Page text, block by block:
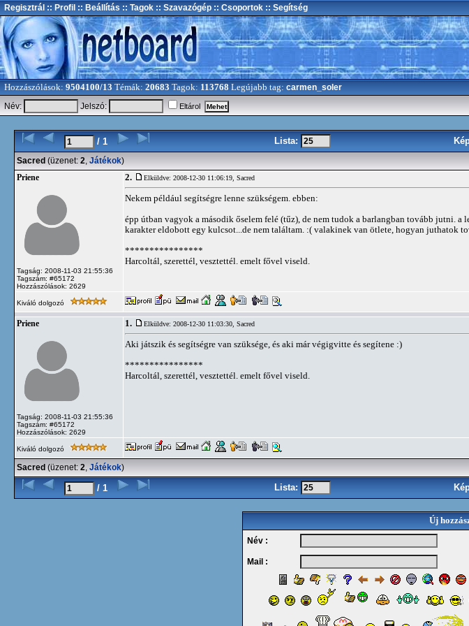
Regisztrál :: Profil :: Beállítás :: Tagok :: Szavazógép :: Csoportok :: Segítség
Hozzászólások: 9504100/13 Témák: 20683 Tagok: 113768 Legújabb tag: carmen_soler
Név: Jelszó: Eltárol
/ 1 Lista:
Sacred (üzenet: 2, Játékok)
Priene
Tagság: 2008-11-03 21:55:36
Tagszám: #65172
Hozzászólások: 2629
2. Elküldve: 2008-12-30 11:06:19, Sacred
Nekem például segítségre lenne szükségem. ebben:
épp útban vagyok a második őselem felé (tűz), de nem tudok a barlangban tovább jutni.
karakter eldobott egy kulcsot...de nem találtam. :( valakinek van ötlete, hogyan juthatok
****************
Harcoltál, szerettél, vesztettél. emelt fővel viseld.
Kiváló dolgozó
Priene
Tagság: 2008-11-03 21:55:36
Tagszám: #65172
Hozzászólások: 2629
1. Elküldve: 2008-12-30 11:03:30, Sacred
Aki játszik és segítségre van szüksége, és aki már végigvitte és segítene :)
****************
Harcoltál, szerettél, vesztettél. emelt fővel viseld.
Kiváló dolgozó
Sacred (üzenet: 2, Játékok)
/ 1 Lista:
Új
Név :
Mail :